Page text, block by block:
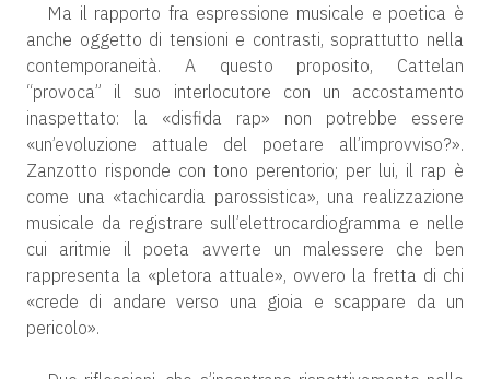
Ma il rapporto fra espressione musicale e poetica è
anche oggetto di tensioni e contrasti, soprattutto nella
contemporaneità. A questo proposito, Cattelan
“provoca” il suo interlocutore con un accostamento
inaspettato: la «disfida rap» non potrebbe essere
«un’evoluzione attuale del poetare all’improvviso?».
Zanzotto risponde con tono perentorio; per lui, il rap è
come una «tachicardia parossistica», una realizzazione
musicale da registrare sull’elettrocardiogramma e nelle
cui aritmie il poeta avverte un malessere che ben
rappresenta la «pletora attuale», ovvero la fretta di chi
«crede di andare verso una gioia e scappare da un
pericolo».